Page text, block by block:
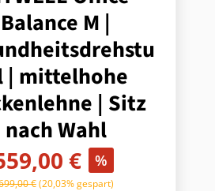
Balance M |
| mittelhohe
| Sitz
nach Wahl
€ %
Preis:
€(20,03% gespart)